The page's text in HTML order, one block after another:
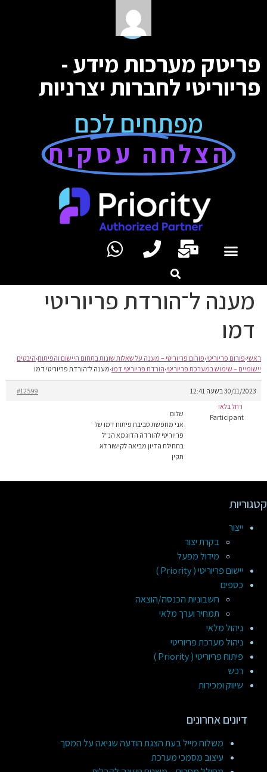
פריטק מערכות מידע -
פריוריטי לחברות יצרניות
מפתחים לכם
הצלחה עסקית
מענה ל־הורדת פריוריטי
דמו
ראשי›פורום פריוריטי›פורום פריוריטי – מענה על שאלות שונות בתחום היישום והפיתוח›היבטים
יישומיים – שימוש במערכת פריוריטי›הורדת פריוריטי דמו›מענה ל־הורדת פריוריטי דמו
30/11/2023 בשעה 12:41
#12599
רחל בלאו
Participant
שלום
אני מחפשת סביבת פיתוח דמו של
פריוריטי להורדה הדוגמא הנ"ל
בתחילת הדיון מביאה לקישור לא
תקין
קטגוריות
ייצור
בקרת יצור
מידול מפעל
יישום פריוריטי ( Priority )
כספים
חשבוניות הכנסה/הוצאה
תמחיר וערך מלאי
ניהול מלאי
ניהול מערכת פריוריטי
פיתוח פריוריטי ( Priority )
רכש
שיווק ומכירות
דיונים אחרונים
משלוח מייל בעת הצגת הודעה שגיאה על המסך
עיצוב מסמכי מערכת